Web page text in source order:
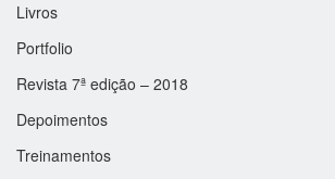
Livros
Portfolio
Revista 7ª edição – 2018
Depoimentos
Treinamentos